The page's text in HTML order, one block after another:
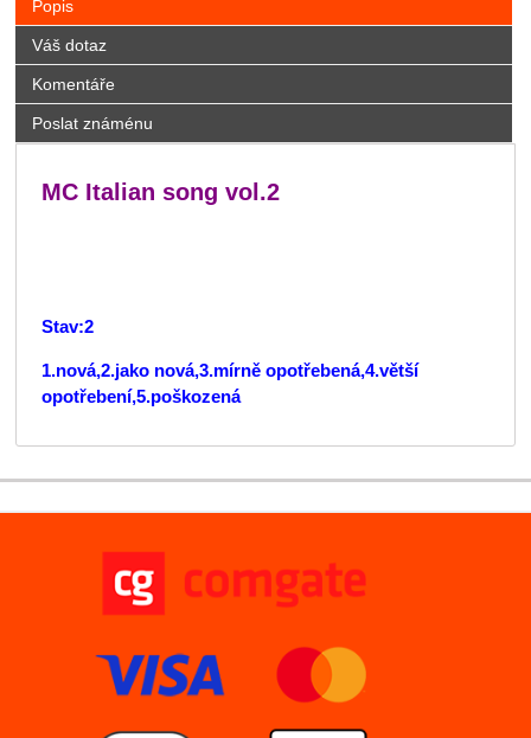
Popis
Váš dotaz
Komentáře
Poslat známénu
MC Italian song vol.2
Stav:2
1.nová,2.jako nová,3.mírně opotřebená,4.větší
opotřebení,5.poškozená